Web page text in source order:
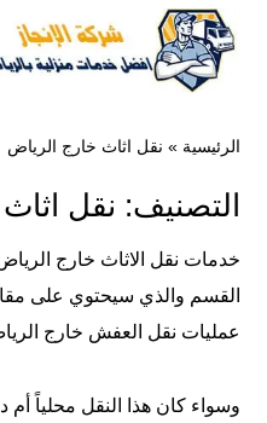
الرئيسية » نقل اثاث خارج الرياض
التصنيف: نقل
خدمات نقل الاثاث خارج
القسم والذي سيحتوي على
عمليات نقل العفش خارج
وسواء كان هذا النقل محلياً أم